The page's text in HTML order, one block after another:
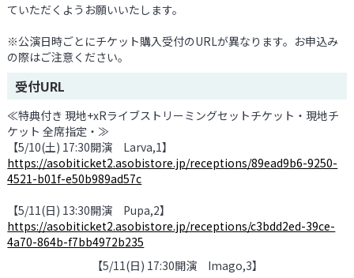
ていただくようお願いいたします。
※公演日時ごとにチケット購入受付のURLが異なります。お申込み
の際はご注意ください。
受付URL
≪特典付き 現地+xRライブストリーミングセットチケット・現地チ
ケット 全席指定・≫
【5/10(土) 17:30開演 Larva,1】
https://asobiticket2.asobistore.jp/receptions/89ead9b6-9250-
4521-b01f-e50b989ad57c
【5/11(日) 13:30開演 Pupa,2】
https://asobiticket2.asobistore.jp/receptions/c3bdd2ed-39ce-
4a70-864b-f7bb4972b235
【5/11(日) 17:30開演 Imago,3】